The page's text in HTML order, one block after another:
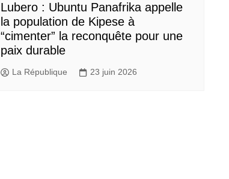
Lubero : Ubuntu Panafrika appelle
la population de Kipese à
“cimenter” la reconquête pour une
paix durable
La République 23 juin 2026